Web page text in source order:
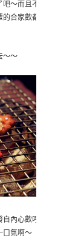
～而且不
合家歡都
～～
內心歡呼
口氣啊～